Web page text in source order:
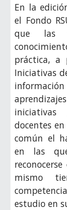
En la
el Fondo
que las
práctica, a
Iniciativas
docentes
común el
en las
mismo
estudio en